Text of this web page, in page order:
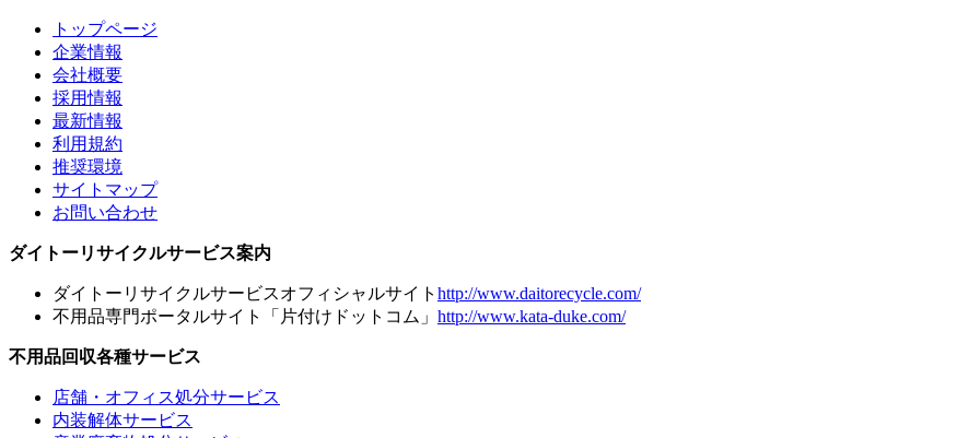
トップページ
企業情報
会社概要
採用情報
最新情報
利用規約
推奨環境
サイトマップ
お問い合わせ
ダイトーリサイクルサービス案内
ダイトーリサイクルサービスオフィシャルサイト http://www.daitorecycle.com/
不用品専門ポータルサイト「片付けドットコム」 http://www.kata-duke.com/
不用品回収各種サービス
店舗・オフィス処分サービス
内装解体サービス